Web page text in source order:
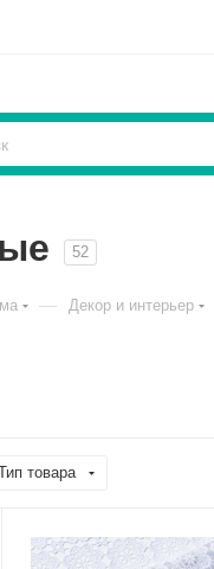
52
— Декор и интерьер
товара